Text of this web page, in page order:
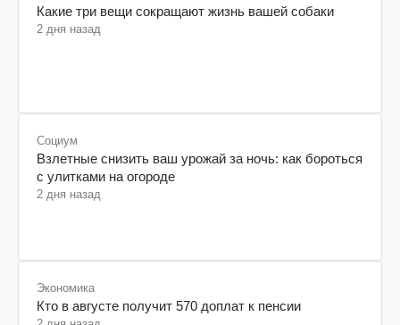
Какие три вещи сокращают жизнь вашей собаки
2 дня назад
Социум
Взлетные снизить ваш урожай за ночь: как бороться
с улитками на огороде
2 дня назад
Экономика
Кто в августе получит 570 доплат к пенсии